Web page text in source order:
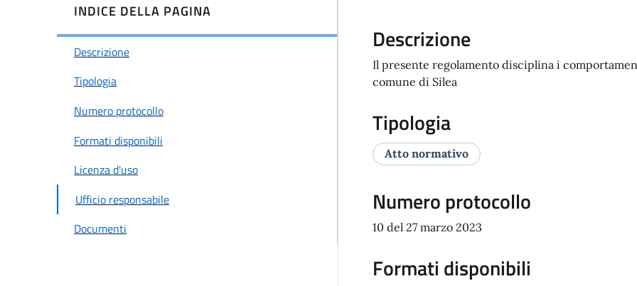
INDICE DELLA PAGINA
Descrizione
Tipologia
Numero protocollo
Formati disponibili
Licenza d'uso
Ufficio responsabile
Documenti
Descrizione
Il presente regolamento disciplina i
comune di Silea
Tipologia
Atto normativo
Numero protocollo
10 del 27 marzo 2023
Formati disponibili